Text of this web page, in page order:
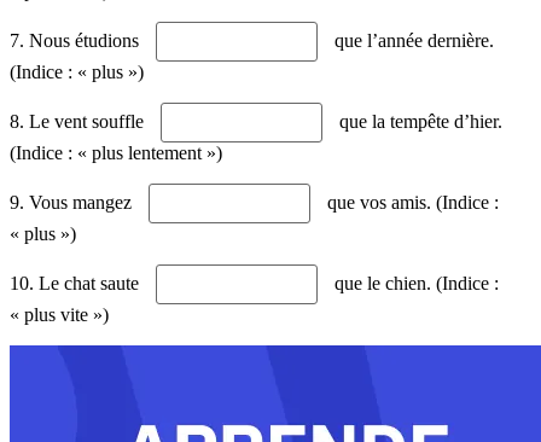
7. Nous étudions
que l’année dernière.
(Indice : « plus »)
8. Le vent souffle
que la tempête d’hier.
(Indice : « plus lentement »)
9. Vous mangez
que vos amis. (Indice :
« plus »)
10. Le chat saute
que le chien. (Indice :
« plus vite »)